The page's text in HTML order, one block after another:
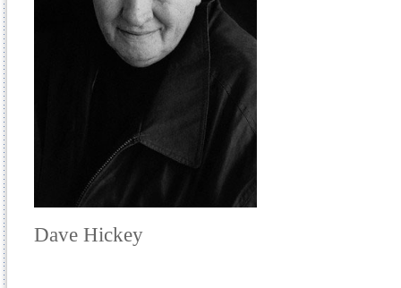
Dave Hickey